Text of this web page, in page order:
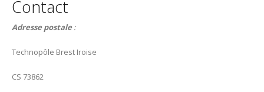
Contact
Adresse postale:
Technopôle Brest Iroise
CS 73862